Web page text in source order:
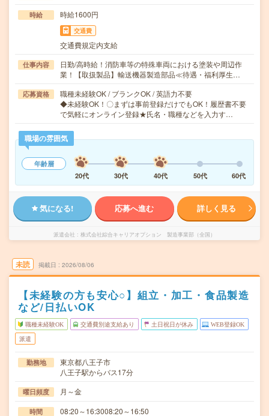
時給 時給1600円
交通費
交通費規定内支給
仕事内容
日勤/高時給！消防車等の特殊車両における塗装や周辺作
業！【取扱製品】輸送機器製造部品≪待遇・福利厚生…
応募資格
職種未経験OK / ブランクOK / 英語力不要
◆未経験OK！〇まずは事前登録だけでもOK！履歴書不要
で気軽にオンライン登録★氏名・職種などを入力す…
職場の雰囲気
年齢層
20代
30代 40代 50代 60代
気になる! 応募へ進む 詳しく見る
派遣会社 株式会社綜合キャリアオプション 製造事業部（全国）
未読 掲載日 2026/08/06
【未経験の方も安心○】組立・加工・食品製造
など/日払いOK
職種未経験OK 交通費別途支給あり 土日祝日が休み WEB登録OK
派遣
勤務地
東京都八王子市
八王子駅からバス17分
曜日頻度 月～金
時間 08:20～16:3008:20～16:50